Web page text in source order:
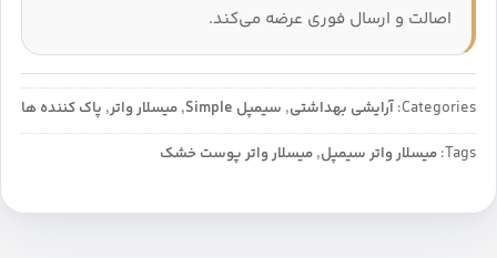
اصالت و ارسال فوری عرضه می‌کند.
Categories: آرایشی بهداشتی, سیمپل Simple , میسلار واتر, پاک کننده ها
Tags: میسلار واتر سیمپل, میسلار واتر پوست خشک